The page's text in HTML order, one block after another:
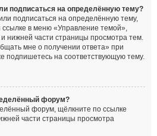
подписаться на определённую тему?
подписаться на определённую тему,
в меню «Управление темой»,
нижней части страницы просмотра тем.
мне о получении ответа» при
подпишетесь на соответствующую тему.
форум?
форум, щёлкните по ссылке
части страницы просмотра